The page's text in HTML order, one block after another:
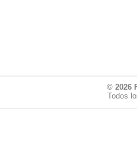
© 2026
Todos